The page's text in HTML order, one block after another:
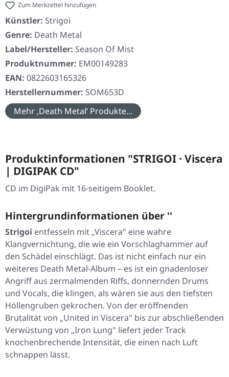
Zum Merkzettel hinzufügen
Künstler: Strigoi
Genre: Death Metal
Label/Hersteller: Season Of Mist
Produktnummer: EM00149283
EAN: 0822603165326
Herstellernummer: SOM653D
Mehr ‚Death Metal‘ Produkte...
Produktinformationen "STRIGOI · Viscera
| DIGIPAK CD"
CD im DigiPak mit 16-seitigem Booklet.
Hintergrundinformationen über ''
Strigoi entfesseln mit „Viscera" eine wahre
Klangvernichtung, die wie ein Vorschlaghammer auf
den Schädel einschlägt. Das ist nicht einfach nur ein
weiteres Death Metal-Album – es ist ein gnadenloser
Angriff aus zermalmenden Riffs, donnernden Drums
und Vocals, die klingen, als wären sie aus den tiefsten
Höllengruben gekrochen. Von der eröffnenden
Brutalität von „United in Viscera" bis zur abschließenden
Verwüstung von „Iron Lung" liefert jeder Track
knochenbrechende Intensität, die einen nach Luft
schnappen lässt.